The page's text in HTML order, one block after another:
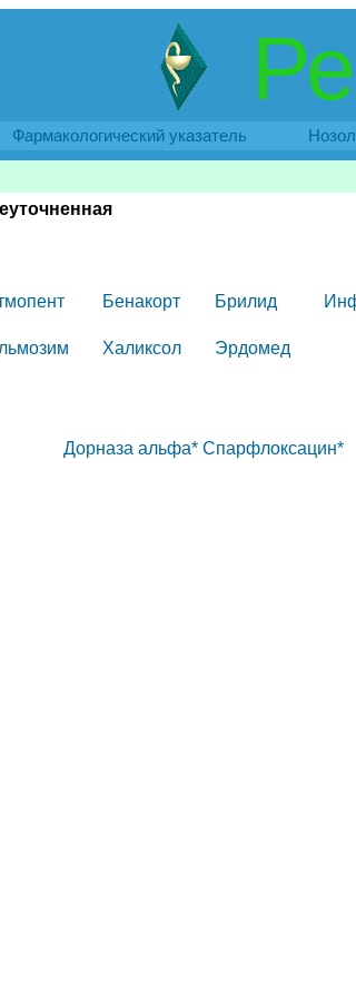
Фармакологический указатель
Бенакорт Брилид
Халиксол Эрдомед
Дорназа альфа* Спарфлоксацин*